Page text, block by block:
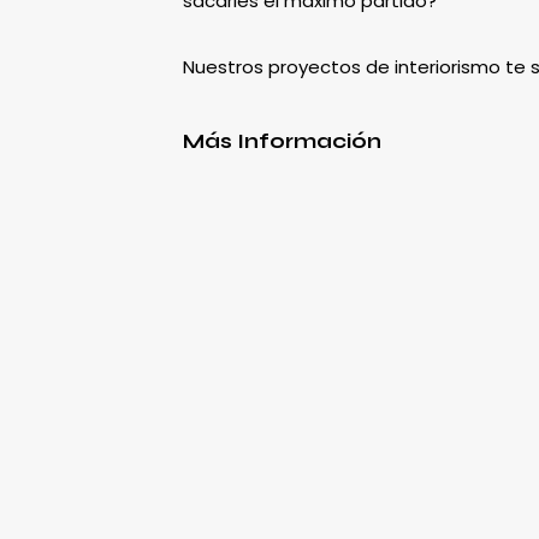
Nuestros proyectos de interiorismo te
Más Información